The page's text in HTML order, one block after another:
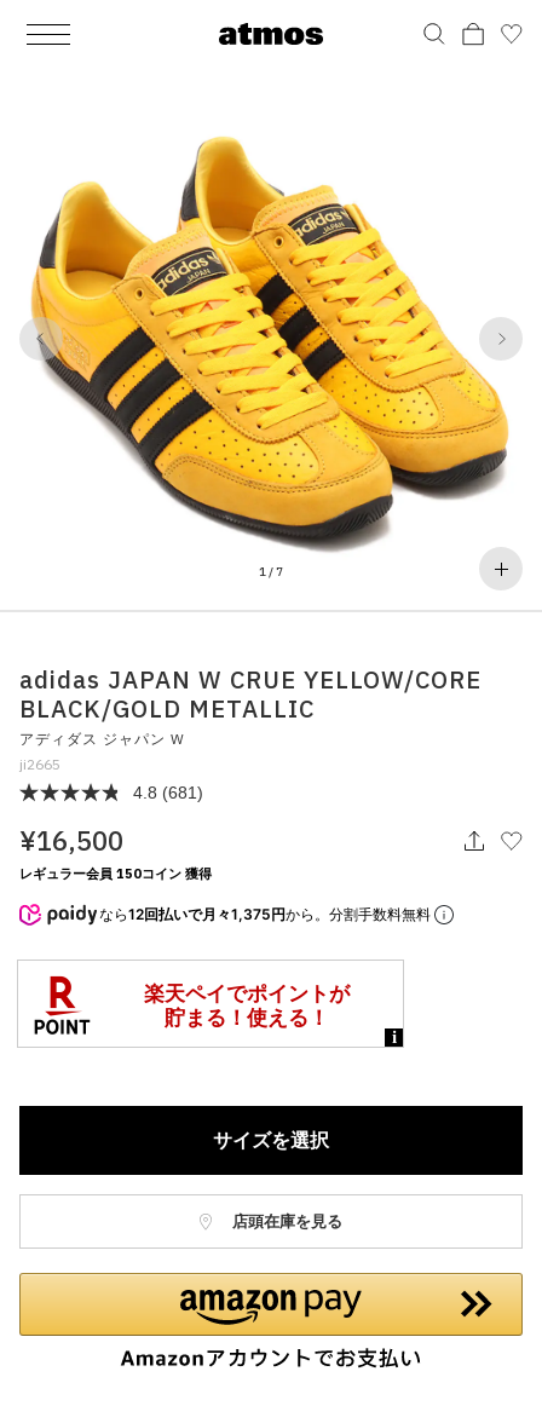
MEN
ウェア
バッグ
アクセサリー
その他
アディダス ピックアップ
シューズ
ブーツ
サンダル
その他
すべてのシューズ
ライフスタイルランニング
ウェア
アウター
パンツ
ソックス
アンダーウェア
水着
バッグ
バックパック / リュック
ショルダー / メッセンジャーバッグ
トート / エコバッグ
クラッチ / セカンドバッグ
ウエストバッグ
その他
すべてのバッグ
アクセサリー
帽子
グッズ / アクセサリー
その他
すべてのアクセサリー
その他
おもちゃ / フィギュア
その他
すべてのその他
WOMENS
ウェア
バッグ
アクセサリー
その他
アディダス ピックアップ
シューズ
ブーツ
サンダル / パンプス
その他
すべてのシューズ
ライフスタイルランニング
ウェア
アウター
パンツ
ワンピース
スカート
ソックス
アンダーウェア
すべてのウェア
バッグ
バックパック / リュック
ショルダー / メッセンジャーバッグ
トート / エコバッグ
クラッチ / セカンドバッグ
ウエストバッグ
その他
すべてのバッグ
アクセサリー
帽子
グッズ / アクセサリー
その他
すべてのアクセサリー
その他
おもちゃ / フィギュア
その他
すべてのその他
1 /7
1 7
adidas JAPAN W CRUE YELLOW/CORE
BLACK/GOLD METALLIC
アディダス ジャパン W
ji2665
4.8 (681)
¥16,500
レギュラー会員 150コイン 獲得
なら12回払いで月々1,375円から。分割手数料無料
サイズを選択
店頭在庫を見る